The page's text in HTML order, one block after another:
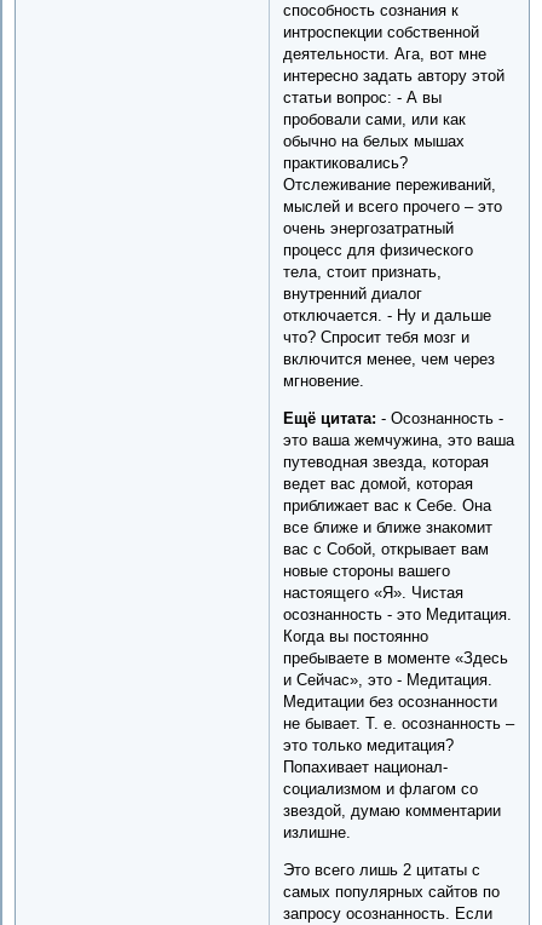
способность сознания к
интроспекции собственной
деятельности. Ага, вот мне
интересно задать автору этой
статьи вопрос: - А вы
пробовали сами, или как
обычно на белых мышах
практиковались?
Отслеживание переживаний,
мыслей и всего прочего – это
очень энергозатратный
процесс для физического
тела, стоит признать,
внутренний диалог
отключается. - Ну и дальше
что? Спросит тебя мозг и
включится менее, чем через
мгновение.
Ещё цитата: - Осознанность -
это ваша жемчужина, это ваша
путеводная звезда, которая
ведет вас домой, которая
приближает вас к Себе. Она
все ближе и ближе знакомит
вас с Собой, открывает вам
новые стороны вашего
настоящего «Я». Чистая
осознанность - это Медитация.
Когда вы постоянно
пребываете в моменте «Здесь
и Сейчас», это - Медитация.
Медитации без осознанности
не бывает. Т. е. осознанность –
это только медитация?
Попахивает национал-
социализмом и флагом со
звездой, думаю комментарии
излишне.
Это всего лишь 2 цитаты с
самых популярных сайтов по
запросу осознанность. Если